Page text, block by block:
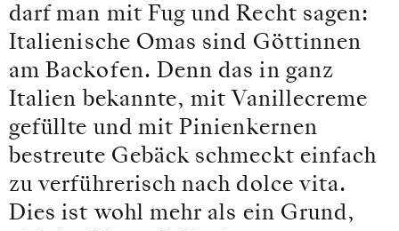
darf man mit Fug und Recht sagen:
Italienische Omas sind Göttinnen
am Backofen. Denn das in ganz
Italien bekannte, mit Vanillecreme
gefüllte und mit Pinienkernen
bestreute Gebäck schmeckt einfach
zu verführerisch nach dolce vita.
Dies ist wohl mehr als ein Grund,